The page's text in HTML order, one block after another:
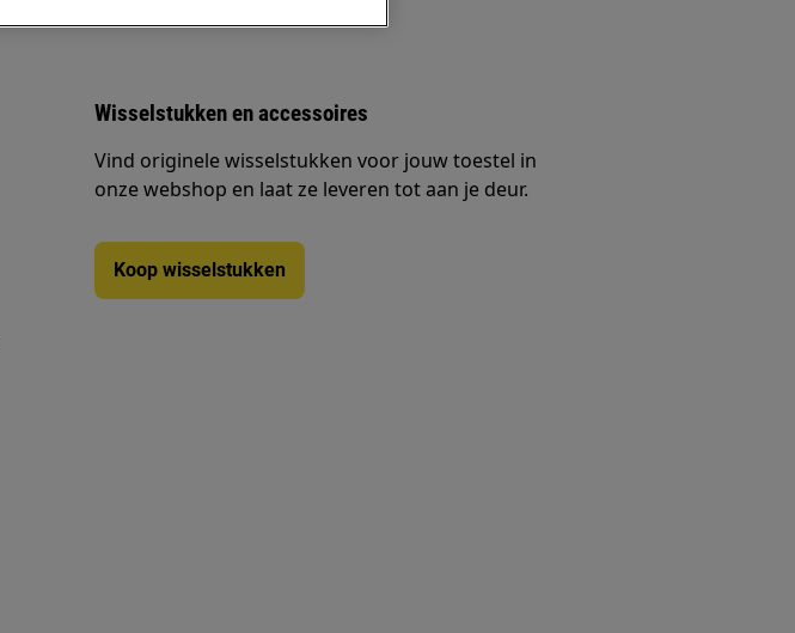
Wisselstukken en accessoires
Vind originele wisselstukken voor jouw toestel in
onze webshop en laat ze leveren tot aan je deur.
Koop wisselstukken